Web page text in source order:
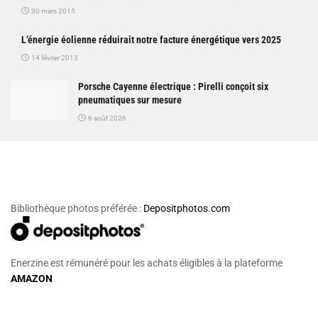
30 mars 2015
L’énergie éolienne réduirait notre facture énergétique vers 2025
14 février 2013
Porsche Cayenne électrique : Pirelli conçoit six
pneumatiques sur mesure
6 août 2026
Bibliothèque photos préférée : Depositphotos.com
Enerzine est rémunéré pour les achats éligibles à la plateforme
AMAZON